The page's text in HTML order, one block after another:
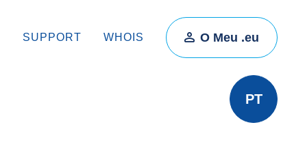
SUPPORT WHOIS O Meu .eu
PT